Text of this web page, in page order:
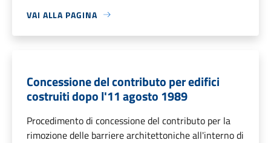
VAI ALLA PAGINA
Concessione del contributo per edifici
costruiti dopo l'11 agosto 1989
Procedimento di concessione del contributo per la
rimozione delle barriere architettoniche all'interno di